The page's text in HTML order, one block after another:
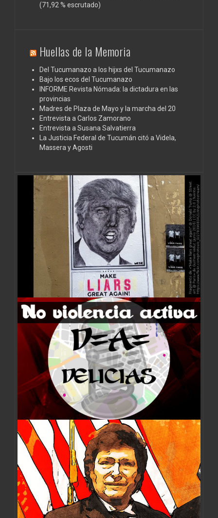
(71,92 % escrutado)
Huellas de la Memoria
Del Tucumanazo a los hijxs del Tucumanazo
Bajo los ecos del Tucumanazo
INFORME Revista Nómada: la dictadura en las
provincias
Madres de Plaza de Mayo y la marcha del 20
Entrevista a Carlos Zamorano
Entrevista a Susana Salvatierra
La Justicia Federal de Tucumán citó a Videla,
Massera y Agosti